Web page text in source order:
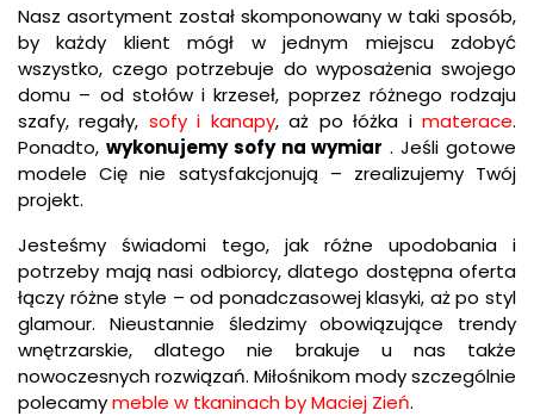
Nasz asortyment został skomponowany w taki sposób,
by każdy klient mógł w jednym miejscu zdobyć
wszystko, czego potrzebuje do wyposażenia swojego
domu – od stołów i krzeseł, poprzez różnego rodzaju
szafy, regały, sofy i kanapy, aż po łóżka imaterace.
Ponadto, wykonujemy sofy na wymiar . Jeśli gotowe
modele Cię nie satysfakcjonują – zrealizujemy Twój
projekt.
Jesteśmy świadomi tego, jak różne upodobania i
potrzeby mają nasi odbiorcy, dlatego dostępna oferta
łączy różne style – od ponadczasowej klasyki, aż po styl
glamour. Nieustannie śledzimy obowiązujące trendy
wnętrzarskie, dlatego nie brakuje u nas także
nowoczesnych rozwiązań. Miłośnikom mody szczególnie
polecamymeble w tkaninach by Maciej Zień.